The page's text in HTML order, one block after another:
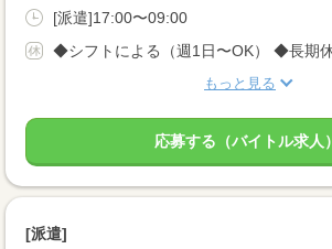
[派遣]17:00〜09:00
もっと見る
応募する（バイトル求人）
[派遣]